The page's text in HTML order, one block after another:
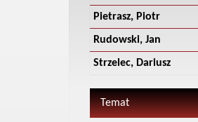
Pietrasz, Piotr
Rudowski, Jan
Strzelec, Dariusz
Temat